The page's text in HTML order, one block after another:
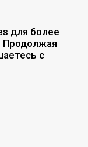
для более
Продолжая
с